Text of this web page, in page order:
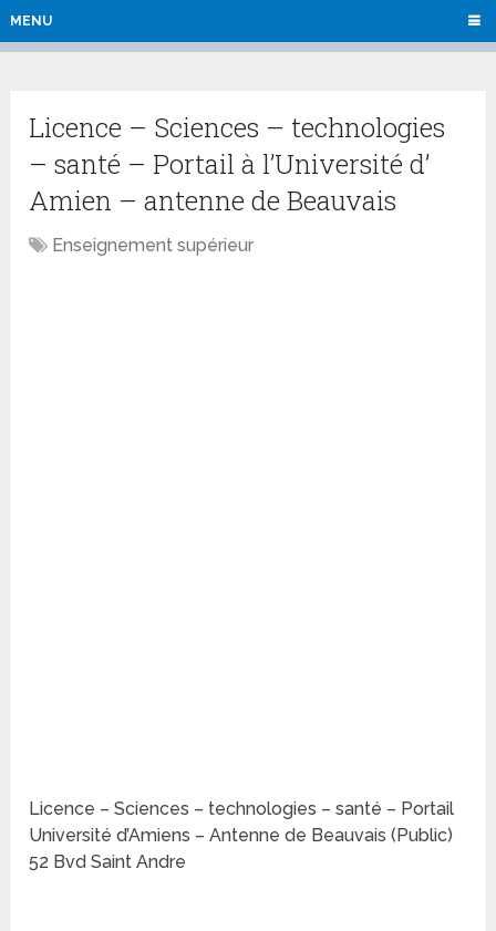
MENU
Licence – Sciences – technologies
– santé – Portail à l’Université d’
Amien – antenne de Beauvais
Enseignement supérieur
Licence – Sciences – technologies – santé – Portail
Université d’Amiens – Antenne de Beauvais (Public)
52 Bvd Saint Andre